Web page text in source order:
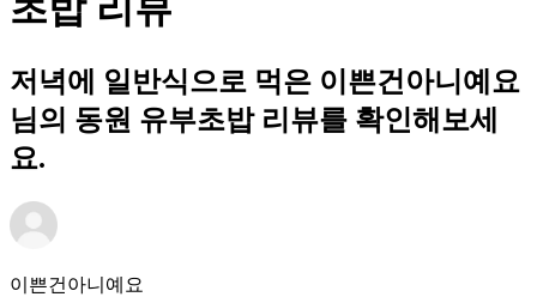
초밥 리뷰
저녁에 일반식으로 먹은 이쁜건아니예요
님의 동원 유부초밥 리뷰를 확인해보세
요.
이쁜건아니예요